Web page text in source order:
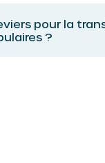
pour la
?